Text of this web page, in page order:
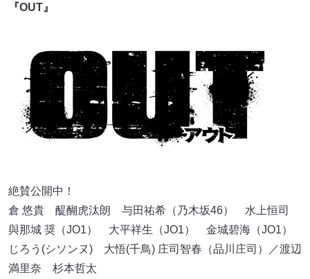
『OUT』
絶賛公開中！
倉 悠貴 醍醐虎汰朗 与田祐希（乃木坂46） ⽔上恒司
與那城 奨（JO1） ⼤平祥⽣（JO1） ⾦城碧海（JO1）
じろう(シソンヌ) 大悟(千鳥) 庄司智春（品川庄司）／渡辺
満里奈 杉本哲太